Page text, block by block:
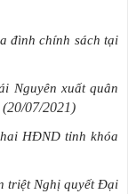
đình chính sách tại
Nguyên xuất quân
(20/07/2021)
HĐND tỉnh khóa
triệt Nghị quyết Đại